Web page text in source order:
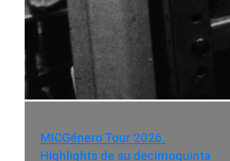
MICGénero Tour 2026.
Highlights de su decimoquinta